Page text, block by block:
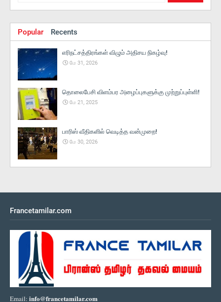
Popular Recents
எரிநட்சத்திரங்கள் விழும் அதிசய நிகழ்வு!
மே 31, 2026
தொலைபேசி விளம்பர அழைப்புகளுக்கு முற்றுப்புள்ளி!
மே 21, 2025
பாரிஸ் வீதிகளில் வெடித்த வன்முறை!
மே 30, 2026
Francetamilar.com
Email: info@francetamilar.com